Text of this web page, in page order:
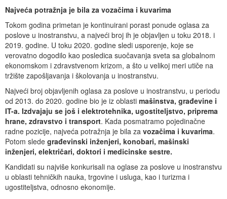
Najveća potražnja je bila za vozačima i kuvarima
Tokom godina primetan je kontinuirani porast ponude oglasa za
poslove u inostranstvu, a najveći broj ih je objavljen u toku 2018. i
2019. godine. U toku 2020. godine sledi usporenje, koje se
verovatno dogodilo kao posledica suočavanja sveta sa globalnom
ekonomskom i zdravstvenom krizom, a što u velikoj meri utiče na
tržište zapošljavanja i školovanja u inostranstvu.
Najveći broj objavljenih oglasa za poslove u inostranstvu, u periodu
od 2013. do 2020. godine bio je iz oblasti mašinstva, građevine i
IT-a. Izdvajaju se još i elektrotehnika, ugostiteljstvo, priprema
hrane, zdravstvo i transport. Kada posmatramo pojedinačne
radne pozicije, najveća potražnja je bila za vozačima i kuvarima.
Potom slede građevinski inženjeri, konobari, mašinski
inženjeri, električari, doktori i medicinske sestre.
Kandidati su najviše konkurisali na oglase za poslove u inostranstvu
u oblasti tehničkih nauka, trgovine i usluga, kao i turizma i
ugostiteljstva, odnosno ekonomije.